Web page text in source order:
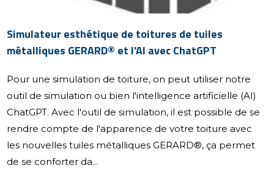
Simulateur esthétique de toitures de tuiles
métalliques GERARD® et l'AI avec ChatGPT
Pour une simulation de toiture, on peut utiliser notre
outil de simulation ou bien l'intelligence artificielle (AI)
ChatGPT. Avec l'outil de simulation, il est possible de se
rendre compte de l'apparence de votre toiture avec
les nouvelles tuiles métalliques GERARD®, ça permet
de se conforter da...